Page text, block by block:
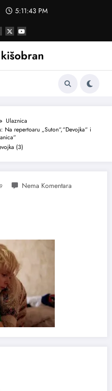
5:11:44 PM
Ulaznica
Na repertoaru „Suton“,“Devojka“ i
(3)